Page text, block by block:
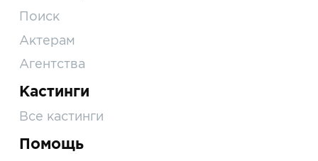
Поиск
Актерам
Агентства
Кастинги
Все кастинги
Помощь